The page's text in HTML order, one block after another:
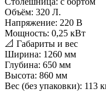
Объём: 320 Л.
Напряжение: 220 В
Мощность: 0,25 кВт
📐 Габариты и вес
Ширина: 1260 мм
Глубина: 650 мм
Высота: 860 мм
Вес (без упаковки): 113